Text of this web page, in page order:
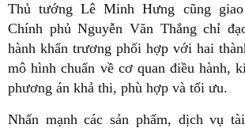
Thủ tướng Lê Minh Hưng cũng
Chính phủ Nguyễn Văn Thắng chỉ
hành khẩn trương phối hợp với hai
mô hình chuẩn về cơ quan điều hành,
phương án khả thi, phù hợp và tối ưu.
Nhấn mạnh các sản phẩm, dịch vụ